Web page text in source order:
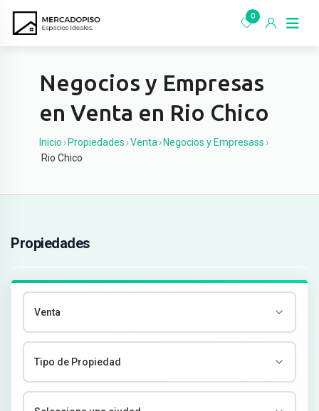
0
Negocios y Empresas
en Venta en Rio Chico
Inicio › Propiedades ›Venta › Negocios y Empresass ›
Rio Chico
Propiedades